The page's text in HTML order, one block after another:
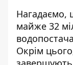
Нагадаємо,
майже 32
Окрім